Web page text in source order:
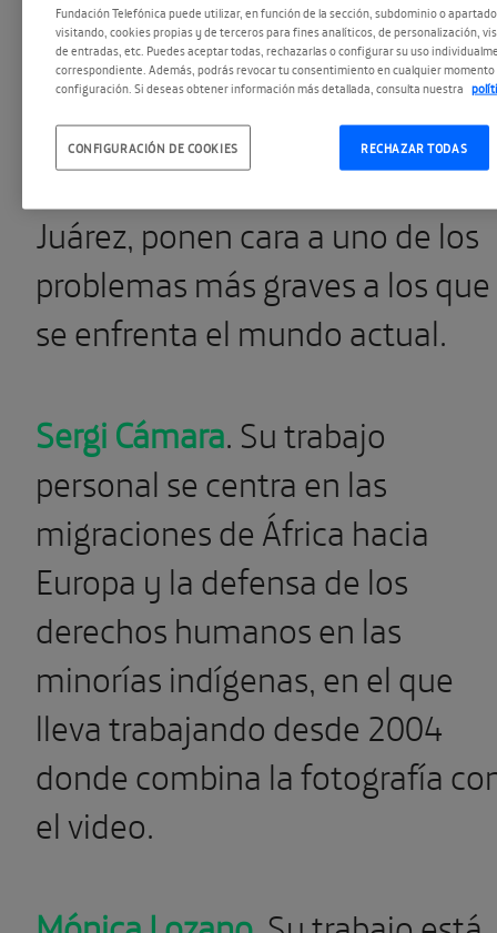
de África hacia Europa, y
Lozano, cuyo trabajo se centra
en retratar la situación de los
migrantes de El Paso y Ciudad
Juárez, ponen cara a uno de los
problemas más graves a los que
se enfrenta el mundo actual.
Sergi Cámara. Su trabajo
personal se centra en las
migraciones de África hacia
Europa y la defensa de los
derechos humanos en las
minorías indígenas, en el que
lleva trabajando desde 2004
donde combina la fotografía
el video.
Fundación Telefónica puede utilizar, en función de la sección, subdominio o
visitando, cookies propias y de terceros para fines analíticos, de personalización,
de entradas, etc. Puedes aceptar todas, rechazarlas o configurar su uso
correspondiente. Además, podrás revocar tu consentimiento en cualquier momento
configuración. Si deseas obtener información más detallada, consulta nuestra
RECHAZAR TODAS
CONFIGURACIÓN DE COOKIES